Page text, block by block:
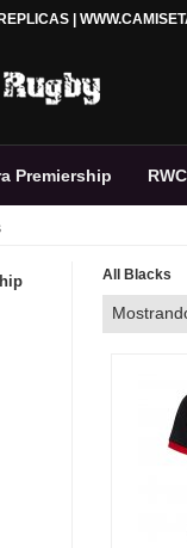
|
Premiership RWC
All Blacks